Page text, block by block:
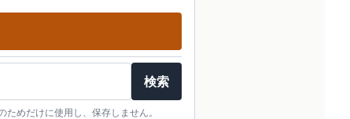
検索
めだけに使用し、保存しません。